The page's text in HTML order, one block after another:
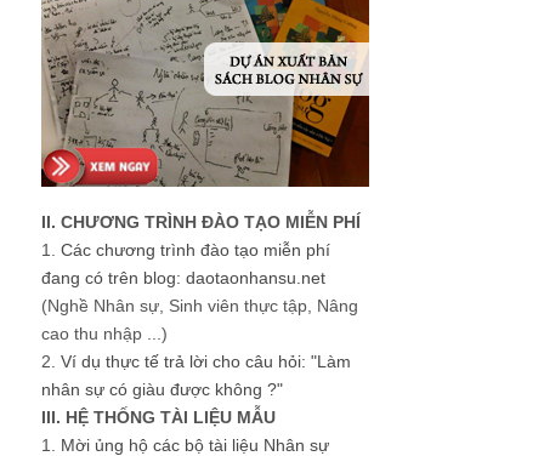
II. CHƯƠNG TRÌNH ĐÀO TẠO MIỄN PHÍ
1. Các chương trình đào tạo miễn phí
đang có trên blog: daotaonhansu.net
(Nghề Nhân sự, Sinh viên thực tập, Nâng
cao thu nhập ...)
2. Ví dụ thực tế trả lời cho câu hỏi: "Làm
nhân sự có giàu được không ?"
III. HỆ THỐNG TÀI LIỆU MẪU
1. Mời ủng hộ các bộ tài liệu Nhân sự